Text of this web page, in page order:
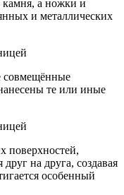
а ножки и
и металлических
совмещённые
те или иные
поверхностей,
на друга, создавая
особенный